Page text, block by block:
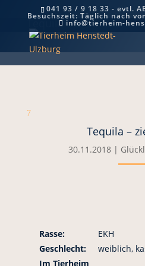
041 93 / 9 18 33 - evtl.
Besuchszeit: Täglich nach
info@tierheim-
Tequila – zieht aus
7
Tequila –
30.11.2018|
Rasse:
EKH
Geschlecht:
weiblich,
Im Tierheim